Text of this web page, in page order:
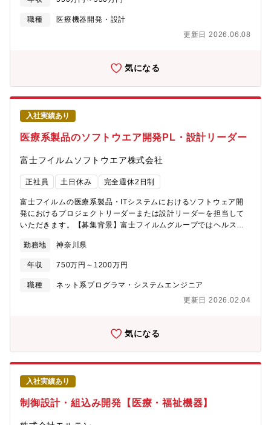
供給していく供給責任を感じながら、多種多様なテーマを多くの
方々と関わりながら仕事を進めており、自身の仕事への向き合い
追加、品質改善、コストダウン、原材料統廃合、規格法規制対応
など、安定した製品供給と品質維持を目的とした設計・開発業務
で、テーマに対してのプロジェクトへ参加し、開発担当者として
＜職務詳細＞・品種追加・品質改善に関する設計・評価・原材料
統廃合に伴う設計変更・サプライヤー変更対応・コストダウン施
策の検討・実施・規格、法規制への適合性維持（薬事対応含
む）・プロトコル作成・試作流動（既存製品の改良試作）・商品
機能評価・技術報告書作成（ミーティングでの報告など）・異常
発生時の問題解決【仕事の魅力】★医療機器という商品を通じ
て、社会への貢献を実感できます。★積極的な提案や意見を歓迎
する文化があり、様々なバックグラウンドを持つメンバーが自身
の専門領域以外にも挑戦し、幅広い業務で活躍することができま
す。★アイデアを出し合ったり、相談し合いながら仕事を進める
ことを推奨しており、主体性をもって業務に取り組むことが可能
です。★大小さまざまなプロジェクトがあり、生産、技術、品質
保証、薬事など多様な部門のメンバーと一体となって業務を推進
します。積極的に取り組むことで、コミュニケーション能力やリ
ーダーシップを身につけることができます。
職種
医療機器開発・設計
更新日 2026.06.08
気になる
入社実績あり
医療系製品のソフトウエア開発PL・設計リーダー
富士フイルムソフトウエア株式会社
正社員 土日休み 完全週休2日制
富士フイルムの医療系製品・ITシステムにおけるソフトウェア開
発におけるプロジェクトリーダーまたは設計リーダーを担当して
いただきます。【募集背景】富士フイルムグループではヘルスケ
ています。開発している医療システムはX線、超音波、内視鏡、
IVDなど多岐にわたり、これらの開発を推進していただけるプロジ
ェクトリーダー・設計リーダーを募集します。【求人概要】クラ
ウドやAIなど活用している技術は多岐にわたり、世界の医療現場
的な製品例：■X線、内視鏡、超音波、体外診断装置などの診断・
IoT/ネットワークシステム■画像処理、AI実装【具体的な職務内
容】ご経験や志向に合わせて、以下いずれかまたはその補佐とし
てご活躍いただきます。■小規模(10Ks程度)以上の開発プロジェク
トリーダーとして、オーナー部門との調整を含め開発全体の推進
をしていただきます。■開発チームの設計リーダーとして設計方
針、品質方針等の決定や、構造設計、詳細設計工程におけるメン
バーの技術サポートなどをご担当いただきます。【配属部署】シ
ステムソリューショングループ もしくはメディカルネットワーク
グループ【同社の魅力】■エンジニアがメインの会社同社の所属従
勤務地 神奈川県
年収 750万円～1200万円
職種
ネット系プログラマ・システムエンジニア
更新日 2026.02.04
気になる
入社実績あり
制御設計・組込み開発【医療・福祉機器】